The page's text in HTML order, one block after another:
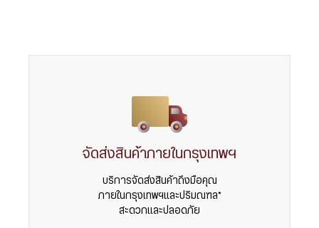
จัดส่งสินค้าภายในกรุงเทพฯ
บริการจัดส่งสินค้าถึงมือคุณ
ภายในกรุงเทพฯและปริมณฑล*
สะดวกและปลอดภัย